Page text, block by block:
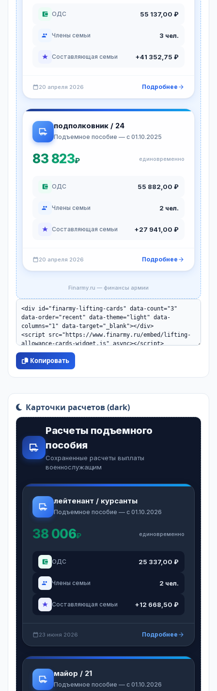
ОДС 55 137,00 ₽
Члены семьи 3 чел.
Составляющая семьи +41 352,75 ₽
20 апреля 2026 Подробнее
подполковник / 24
Подъемное пособие — с 01.10.2025
83 823₽ единовременно
ОДС 55 882,00 ₽
Члены семьи 2 чел.
Составляющая семьи +27 941,00 ₽
20 апреля 2026 Подробнее
Finarmy.ru — финансы армии
Копировать
Карточки расчетов (dark)
Расчеты подъемного
пособия
Сохраненные расчеты выплаты
военнослужащим
лейтенант / курсанты
Подъемное пособие — с 01.10.2026
38 006₽ единовременно
ОДС 25 337,00 ₽
Члены семьи 2 чел.
Составляющая семьи +12 668,50 ₽
23 июня 2026 Подробнее
майор / 21
Подъемное пособие — с 01.10.2026